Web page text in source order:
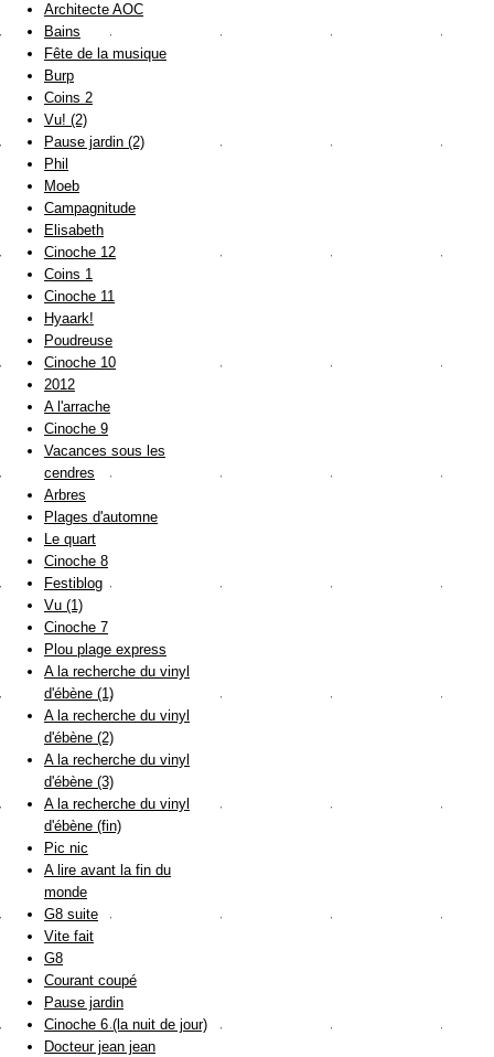
Architecte AOC
Bains
Fête de la musique
Burp
Coins 2
Vu! (2)
Pause jardin (2)
Phil
Moeb
Campagnitude
Elisabeth
Cinoche 12
Coins 1
Cinoche 11
Hyaark!
Poudreuse
Cinoche 10
2012
A l'arrache
Cinoche 9
Vacances sous les
cendres
Arbres
Plages d'automne
Le quart
Cinoche 8
Festiblog
Vu (1)
Cinoche 7
Plou plage express
A la recherche du vinyl
d'ébène (1)
A la recherche du vinyl
d'ébène (2)
A la recherche du vinyl
d'ébène (3)
A la recherche du vinyl
d'ébène (fin)
Pic nic
A lire avant la fin du
monde
G8 suite
Vite fait
G8
Courant coupé
Pause jardin
Cinoche 6 (la nuit de jour)
Docteur jean jean